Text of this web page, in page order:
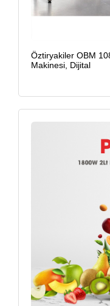
Öztiryakiler OBM
Makinesi, Dijital